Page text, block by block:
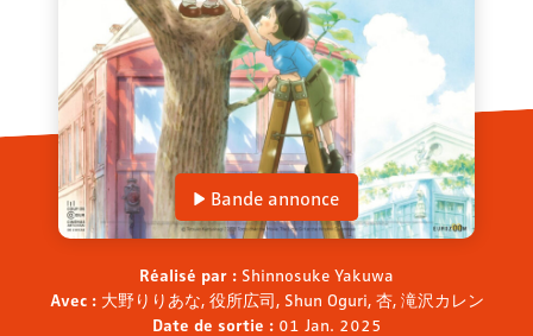
Bande annonce
Réalisé par : Shinnosuke Yakuwa
Avec : 大野りりあな, 役所広司, Shun Oguri, 杏, 滝沢カレン
Date de sortie : 01 Jan. 2025